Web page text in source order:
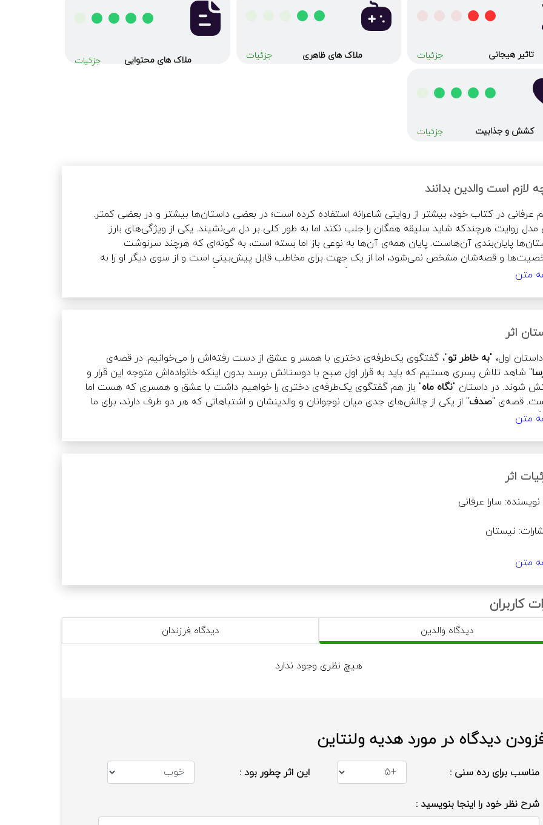
تاثیر هیجانی جزئیات ملاک های ظاهری جزئیات ملاک های محتوایی جزئیات
کشش و جذابیت جزئیات
لازم است والدین بدانند
داده‌اند، ما را وامی‌دارد به اینکه خود را جای آن‌ها گذاشته و به این فکر کنیم که اگر ما بودیم چه‌طور با همه چیز مواجه
متن
اثر
اول، "به خاطر تو
شوند. در داستان "نگاه ماه
قصه‌ی "
صدف
جستجوی معنای این حدیث: «هرکس که بمیرد، درحالی‌که امام زمانش را نشناخته باشد، در نادانی مرده است». در
"
متن
اثر
تعداد صفحات: 133
سنی روی جلد: ندارد
متن
کاربران
دیدگاه والدین دیدگاه فرزندان
هیچ نظری وجود ندارد
دیدگاه در مورد هدیه ولنتاین
مناسب برای رده سنی : این اثر چطور بود :
شرح نظر خود را اینجا بنویسید :